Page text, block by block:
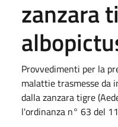
zanzara
Provvedimenti per la
malattie trasmesse da
dalla zanzara tigre
l'ordinanza n° 63 del